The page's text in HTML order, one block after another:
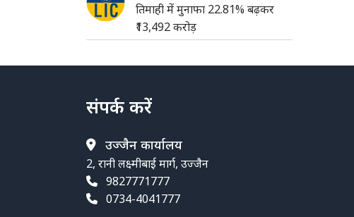
तिमाही में मुनाफा 22.81% बढ़कर
₹13,492 करोड़
संपर्क करें
उज्जैन कार्यालय
2, रानी लक्ष्मीबाई मार्ग, उज्जैन
9827771777
0734-4041777